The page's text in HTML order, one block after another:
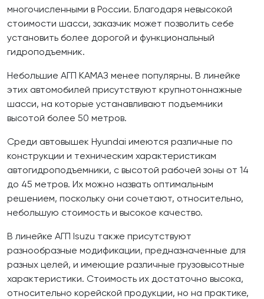
многочисленными в России. Благодаря невысокой
стоимости шасси, заказчик может позволить себе
установить более дорогой и функциональный
гидроподъемник.
Небольшие АГП КАМАЗ менее популярны. В линейке
этих автомобилей присутствуют крупнотоннажные
шасси, на которые устанавливают подъемники
высотой более 50 метров.
Среди автовышек Hyundai имеются различные по
конструкции и техническим характеристикам
автогидроподъемники, с высотой рабочей зоны от 14
до 45 метров. Их можно назвать оптимальным
решением, поскольку они сочетают, относительно,
небольшую стоимость и высокое качество.
В линейке АГП Isuzu также присутствуют
разнообразные модификации, предназначенные для
разных целей, и имеющие различные грузовысотные
характеристики. Стоимость их достаточно высока,
относительно корейской продукции, но на практике,